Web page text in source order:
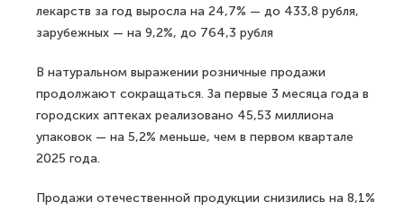
лекарств за год выросла на 24,7% — до 433,8 рубля,
зарубежных — на 9,2%, до 764,3 рубля
В натуральном выражении розничные продажи
продолжают сокращаться. За первые 3 месяца года в
городских аптеках реализовано 45,53 миллиона
упаковок — на 5,2% меньше, чем в первом квартале
2025 года.
Продажи отечественной продукции снизились на 8,1%